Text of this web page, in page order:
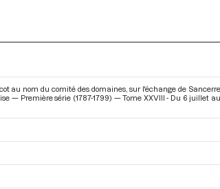
au nom du comité des domaines, sur l'échange de
— Première série (1787-1799) — Tome XXVIII - Du 6 juillet au